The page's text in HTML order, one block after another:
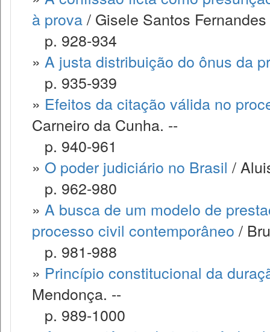
à prova/ Gisele Santos
p. 928-934
» A justa distribuição do ônus da
p. 935-939
» Efeitos da citação válida no
Carneiro da Cunha. --
p. 940-961
» O poder judiciário no Brasil /
p. 962-980
» A busca de um modelo de
processo civil contemporâneo /
p. 981-988
» Princípio constitucional da
Mendonça. --
p. 989-1000